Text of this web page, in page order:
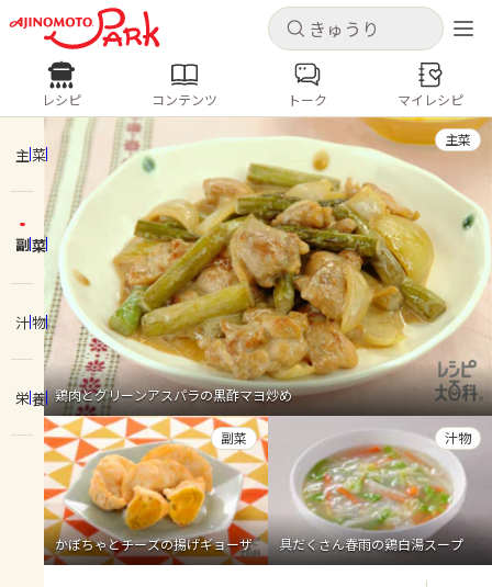
キャンセル
ログインするとレシピを保存できます
ログイン 新規登録
ホーム
コンテンツ
レシピ
トーク
よくあるお問い合わせ
お買い物
キャンセル
レシピ コンテンツ
人気の食材・レシピ
きゅうり なす トマト
とうもろこし
ピーマン
みょうが ゴーヤ
レシピ コンテンツ トーク マイレシピ
主菜
副菜
汁物
栄養 鶏肉とグリーンアスパラの黒酢マヨ炒め
主菜
かぼちゃとチーズの揚げギョーザ
副菜
具だくさん春雨の鶏白湯スープ
汁物